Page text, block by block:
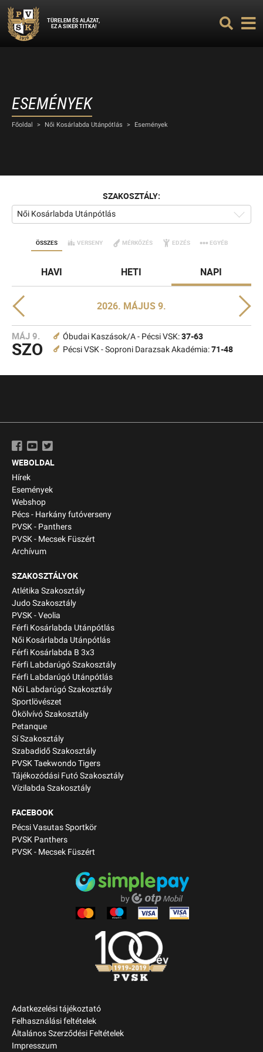
TÜRELEM ÉS ALÁZAT,
EZ A SIKER TITKA!
ESEMÉNYEK
Főoldal > Női Kosárlabda Utánpótlás > Események
SZAKOSZTÁLY:
Női Kosárlabda Utánpótlás
ÖSSZES VERSENY MÉRKŐZÉS EDZÉS EGYÉB
HAVI HETI NAPI
2026. MÁJUS 9.
MÁJ 9.
SZO
Óbudai Kaszások/A - Pécsi VSK:37-63
Pécsi VSK - Soproni Darazsak Akadémia:71-48
WEBOLDAL
Hírek
Események
Webshop
Pécs - Harkány futóverseny
PVSK - Panthers
PVSK - Mecsek Füszért
Archívum
SZAKOSZTÁLYOK
Atlétika Szakosztály
Judo Szakosztály
PVSK - Veolia
Férfi Kosárlabda Utánpótlás
Női Kosárlabda Utánpótlás
Férfi Kosárlabda B 3x3
Férfi Labdarúgó Szakosztály
Férfi Labdarúgó Utánpótlás
Női Labdarúgó Szakosztály
Sportlövészet
Ökölvívó Szakosztály
Petanque
Sí Szakosztály
Szabadidő Szakosztály
PVSK Taekwondo Tigers
Tájékozódási Futó Szakosztály
Vízilabda Szakosztály
FACEBOOK
Pécsi Vasutas Sportkör
PVSK Panthers
PVSK - Mecsek Füszért
Adatkezelési tájékoztató
Felhasználási feltételek
Általános Szerződési Feltételek
Impresszum